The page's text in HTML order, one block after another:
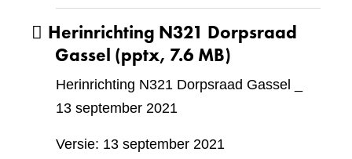
Herinrichting N321 Dorpsraad
Gassel (pptx, 7.6 MB)
Herinrichting N321 Dorpsraad Gassel _
13 september 2021
Versie: 13 september 2021